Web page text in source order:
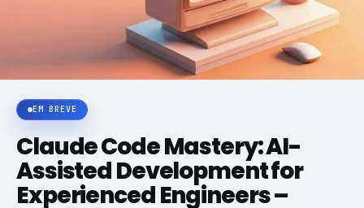
Cursos
Catálogo completo de formações IT
Próximas edições e datas de início
Cheque Digital
Formação com apoio do programa IEFP
EM BREVE
Claude Code Mastery: AI-
Assisted Development for
Experienced Engineers –